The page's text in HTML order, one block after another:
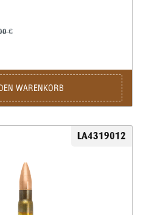
€
WARENKORB
LA4319012